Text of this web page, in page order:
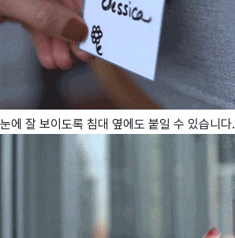
눈에 잘 보이도록 침대 옆에도 붙일 수 있습니다.